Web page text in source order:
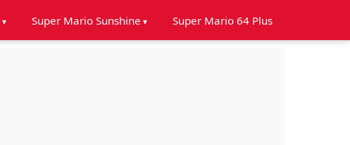
Super Mario Sunshine Super Mario 64 Plus